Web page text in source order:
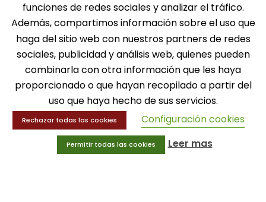
SOLICITA INFORMACIÓN
MENÚ
Balones
Deportes
Educación física
Entrenamiento y educación física
funciones de redes sociales y analizar el tráfico.
Además, compartimos información sobre el uso que
haga del sitio web con nuestros partners de redes
sociales, publicidad y análisis web, quienes pueden
combinarla con otra información que les haya
proporcionado o que hayan recopilado a partir del
uso que haya hecho de sus servicios.
Rechazar todas las cookies Configuración cookies
Permitir todas las cookies Leer mas